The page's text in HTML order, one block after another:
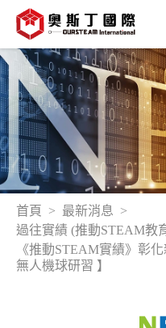
首頁
最新消息
過往實績 (推動STEAM教
《推動STEAM實績》彰
無人機球研習 】